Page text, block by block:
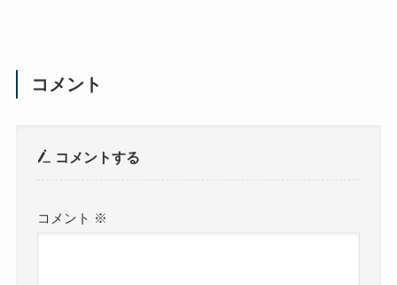
コメント
コメントする
コメント ※